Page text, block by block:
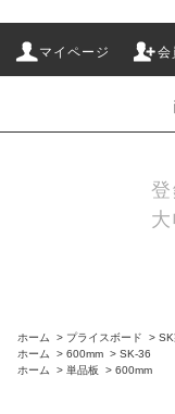
マイページ 会
ホーム > プライスボード > SK
ホーム
> 600mm > SK-36
ホーム
> 単品板 > 600mm